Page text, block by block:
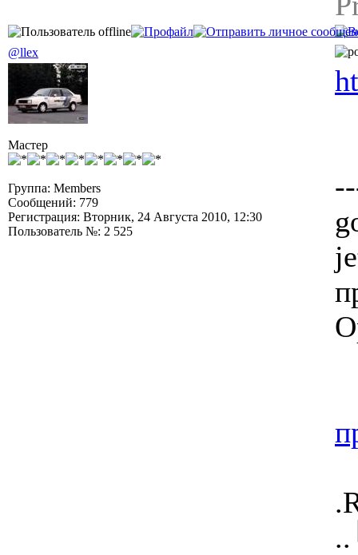
@llex
Мастер
Группа: Members
Сообщений: 779
Регистрация: Вторник, 24 Августа 2010, 12:30
Пользователь №: 2 525